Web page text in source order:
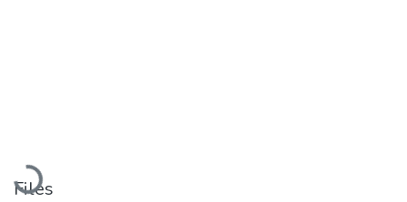
Loading...
Files